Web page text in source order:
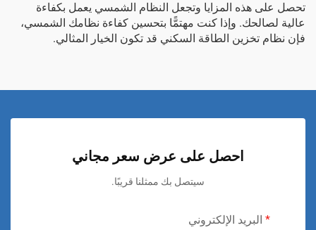
تحصل على هذه المزايا وتجعل النظام الشمسي يعمل بكفاءة
عالية لصالحك. وإذا كنت مهتمًّا بتحسين كفاءة نظامك الشمسي،
فإن نظام تخزين الطاقة السكني قد تكون الخيار المثالي.
احصل على عرض سعر مجاني
سيتصل بك ممثلنا قريبًا.
البريد الإلكتروني